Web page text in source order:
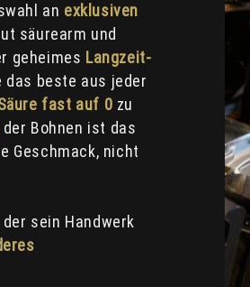
an exklusiven
säurearm und
geheimes Langzeit-
das beste aus jeder
fast auf 0 zu
der Bohnen ist das
Geschmack, nicht
der sein Handwerk